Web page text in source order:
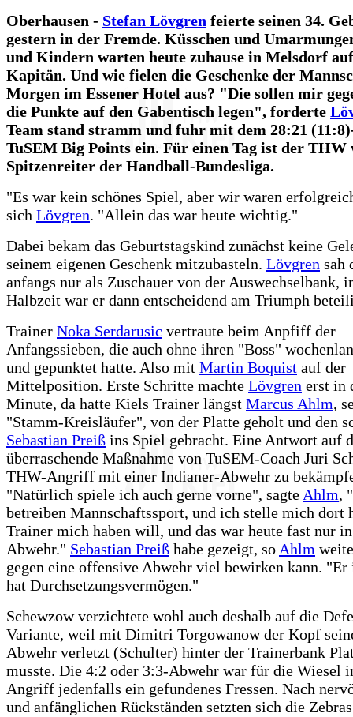
Oberhausen - Stefan Lövgren feierte seinen 34.
gestern in der Fremde. Küsschen und
und Kindern warten heute zuhause in Melsdorf
Kapitän. Und wie fielen die Geschenke der
Morgen im Essener Hotel aus? "Die sollen mir
die Punkte auf den Gabentisch legen", forderte
Team stand stramm und fuhr mit dem 28:21
TuSEM Big Points ein. Für einen Tag ist der THW
Spitzenreiter der Handball-Bundesliga.
"Es war kein schönes Spiel, aber wir waren
sich Lövgren. "Allein das war heute wichtig."
Dabei bekam das Geburtstagskind zunächst keine
seinem eigenen Geschenk mitzubasteln. Lövgren sah
anfangs nur als Zuschauer von der Auswechselbank,
Halbzeit war er dann entscheidend am Triumph
Trainer Noka Serdarusic vertraute beim Anpfiff der
Anfangssieben, die auch ohne ihren "Boss"
und gepunktet hatte. Also mit Martin Boquist auf der
Mittelposition. Erste Schritte machte Lövgren erst in
Minute, da hatte Kiels Trainer längst Marcus Ahlm,
"Stamm-Kreisläufer", von der Platte geholt und den
Sebastian Preiß ins Spiel gebracht. Eine Antwort auf
überraschende Maßnahme von TuSEM-Coach Juri
THW-Angriff mit einer Indianer-Abwehr zu
"Natürlich spiele ich auch gerne vorne", sagte Ahlm,
betreiben Mannschaftssport, und ich stelle mich dort
Trainer mich haben will, und das war heute fast nur
Abwehr." Sebastian Preiß habe gezeigt, so Ahlm
gegen eine offensive Abwehr viel bewirken kann.
hat Durchsetzungsvermögen."
Schewzow verzichtete wohl auch deshalb auf die
Variante, weil mit Dimitri Torgowanow der Kopf
Abwehr verletzt (Schulter) hinter der Trainerbank
musste. Die 4:2 oder 3:3-Abwehr war für die Wiesel
Angriff jedenfalls ein gefundenes Fressen. Nach
und anfänglichen Rückständen setzten sich die